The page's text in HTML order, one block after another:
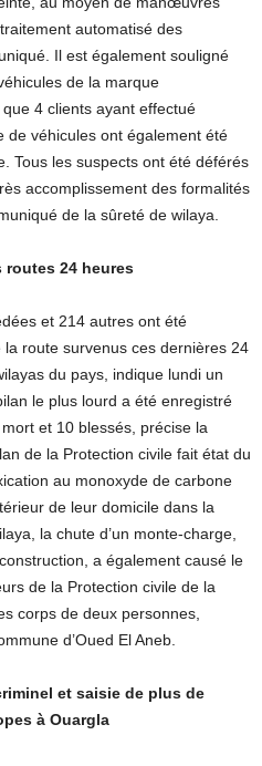
automatisé des
Il est également souligné
de la marque
4 clients ayant effectué
de véhicules ont également été
Tous les suspects ont été déférés
accomplissement des formalités
de la sûreté de wilaya.
routes 24 heures
et 214 autres ont été
route survenus ces dernières 24
du pays, indique lundi un
le plus lourd a été enregistré
et 10 blessés, précise la
de la Protection civile fait état du
au monoxyde de carbone
de leur domicile dans la
la chute d’un monte-charge,
a également causé le
de la Protection civile de la
corps de deux personnes,
d’Oued El Aneb.
et saisie de plus de
à Ouargla